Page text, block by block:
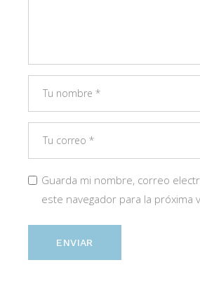
Guarda mi nombre, correo
este navegador para la próxima
ENVIAR